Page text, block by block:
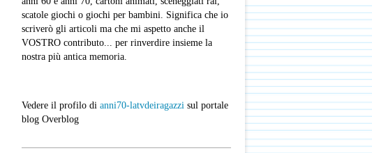
scatole giochi o giochi per bambini. Significa che io
scriverò gli articoli ma che mi aspetto anche il
VOSTRO contributo... per rinverdire insieme la
nostra più antica memoria.
Vedere il profilo di anni70-latvdeiragazzi sul portale
blog Overblog